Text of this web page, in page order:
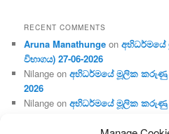
RECENT COMMENTS
Aruna Manathunge onඅභිධර්මයේ
විභාගය) 27-06-2026
Nilange onඅභිධර්මයේ මූලික කරුණු
2026
Nilange onඅභිධර්මයේ මූලික කරුණු